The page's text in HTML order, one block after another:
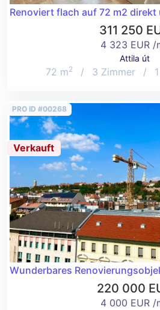
Renoviert flach auf 72 m2
311 250
4 323 EUR /
Attila út
72 m2 / 3 Zimmer /
PRO ID #00268
Verkauft
Wunderbares
220 000
4 000 EUR /